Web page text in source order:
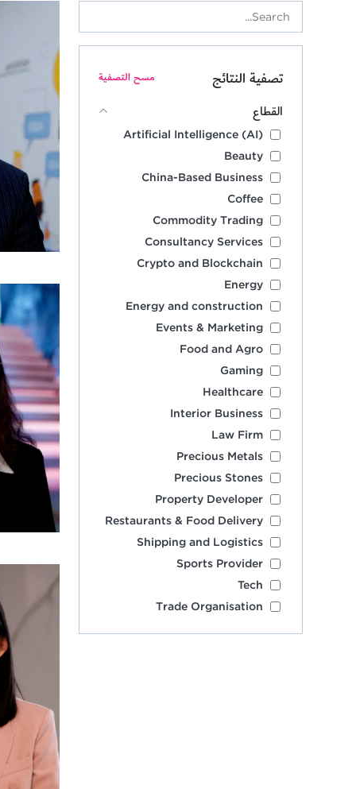
تصفية النتائج مسح التصفية
القطاع
Artificial Intelligence (AI)
Beauty
China-Based Business
Coffee
Commodity Trading
Consultancy Services
Crypto and Blockchain
Energy
Energy and construction
Events & Marketing
Food and Agro
Gaming
Healthcare
Interior Business
Law Firm
Precious Metals
Precious Stones
Property Developer
Restaurants & Food Delivery
Shipping and Logistics
Sports Provider
Tech
Trade Organisation